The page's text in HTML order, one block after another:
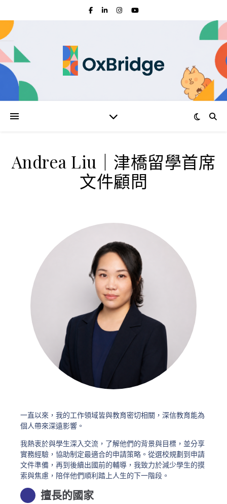
Andrea Liu｜津橋留學首席
文件顧問
一直以來，我的工作領域皆與教育密切相關，深信教育能為
個人帶來深遠影響。
我熱衷於與學生深入交流，了解他們的背景與目標，並分享
實務經驗，協助制定最適合的申請策略。從選校規劃到申請
文件準備，再到後續出國前的輔導，我致力於減少學生的摸
索與焦慮，陪伴他們順利踏上人生的下一階段。
擅長的國家